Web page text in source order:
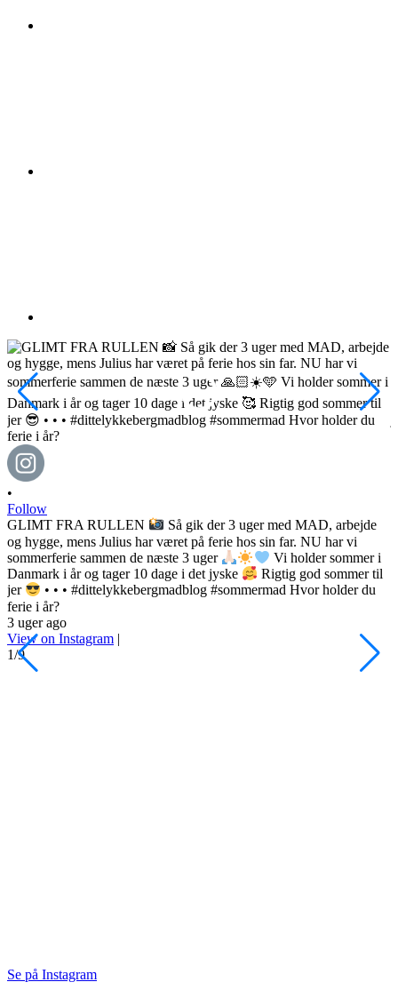
•
Follow
GLIMT FRA RULLEN
Så gik der 3 uger med MAD, arbejde
og hygge, mens Julius har været på ferie hos sin far. NU har vi
sommerferie sammen de næste 3 uger
Vi holder sommer i
Danmark i år og tager 10 dage i det jyske
Rigtig god sommer til
jer
• • • #dittelykkebergmadblog #sommermad Hvor holder du
ferie i år?
3 uger ago
View on Instagram |
1/9
Se på Instagram